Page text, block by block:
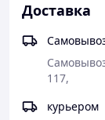
Доставка
117,
курьером